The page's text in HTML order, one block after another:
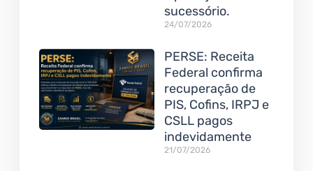
sucessório.
24/07/2026
PERSE: Receita
Federal confirma
recuperação de
PIS, Cofins, IRPJ e
CSLL pagos
indevidamente
21/07/2026